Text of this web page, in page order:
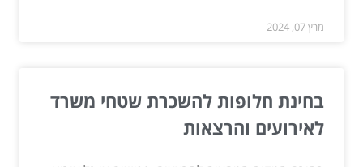
מרץ 07, 2024
בחינת חלופות להשכרת שטחי משרד
לאירועים והרצאות